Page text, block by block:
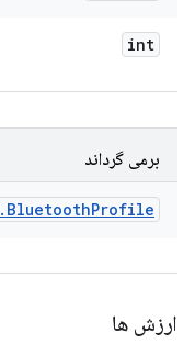
int
برمی گرداند
. BluetoothProfile
ارزش ها